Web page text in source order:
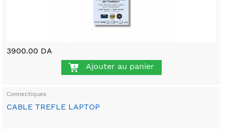
3900.00 DA
Ajouter au panier
Connectiques
CABLE TREFLE LAPTOP